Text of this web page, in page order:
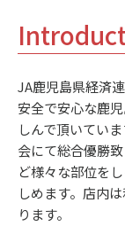
JA鹿児島県経済
安全で安心な鹿
しんで頂いてい
会にて総合優勝
ど様々な部位を
しめます。店内
ります。